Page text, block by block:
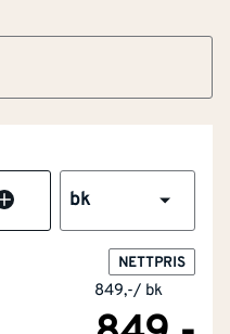
bk
NETTPRIS
849,-/ bk